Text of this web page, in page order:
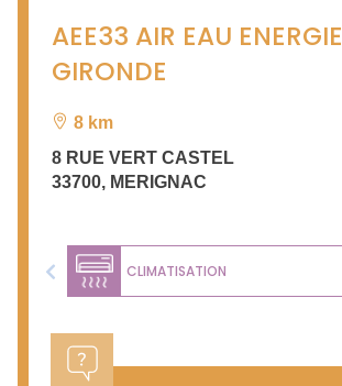
AEE33 AIR EAU ENERGIE
GIRONDE
8 km
8 RUE VERT CASTEL
33700, MERIGNAC
CLIMATISATION
Previous